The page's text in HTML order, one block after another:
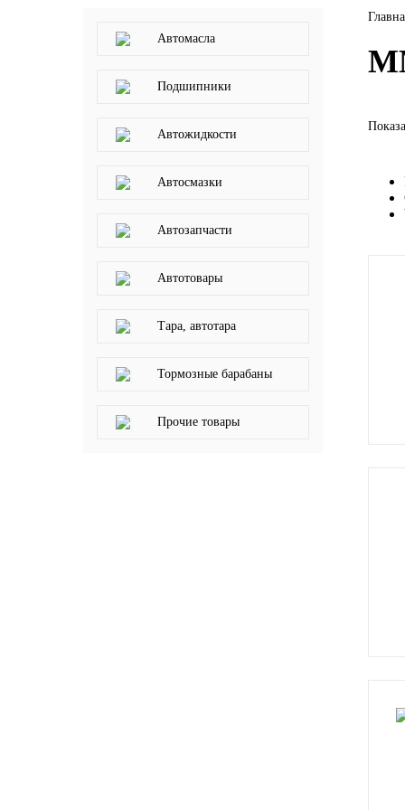
Автомасла
Подшипники
Автожидкости
Автосмазки
Автозапчасти
Автотовары
Тара, автотара
Тормозные барабаны
Прочие товары